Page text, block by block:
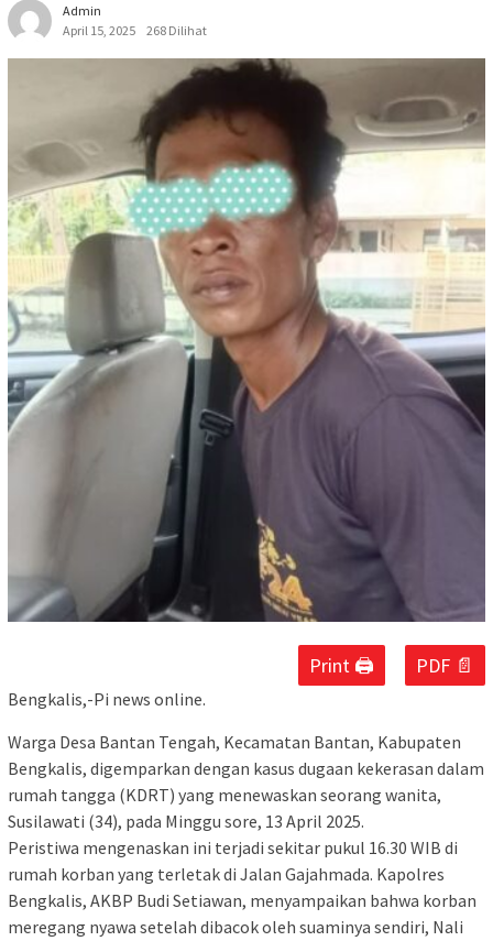
Admin
April 15, 2025
268 Dilihat
Print 🖨 PDF 📄
Bengkalis,-Pi news online.
Warga Desa Bantan Tengah, Kecamatan Bantan, Kabupaten
Bengkalis, digemparkan dengan kasus dugaan kekerasan dalam
rumah tangga (KDRT) yang menewaskan seorang wanita,
Susilawati (34), pada Minggu sore, 13 April 2025.
Peristiwa mengenaskan ini terjadi sekitar pukul 16.30 WIB di
rumah korban yang terletak di Jalan Gajahmada. Kapolres
Bengkalis, AKBP Budi Setiawan, menyampaikan bahwa korban
meregang nyawa setelah dibacok oleh suaminya sendiri, Nali